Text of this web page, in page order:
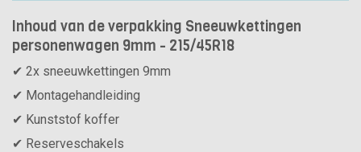
Inhoud van de verpakking Sneeuwkettingen
personenwagen 9mm - 215/45R18
✔ 2x sneeuwkettingen 9mm
✔ Montagehandleiding
✔ Kunststof koffer
✔ Reserveschakels